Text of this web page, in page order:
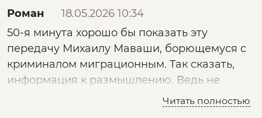
Роман
18.05.2026 10:34
50-я минута хорошо бы показать эту
передачу Михаилу Маваши, борющемуся с
криминалом миграционным. Так сказать,
информация к размышлению. Ведь не
секрет, что его движение курирует ФСБ.
Читать полностью